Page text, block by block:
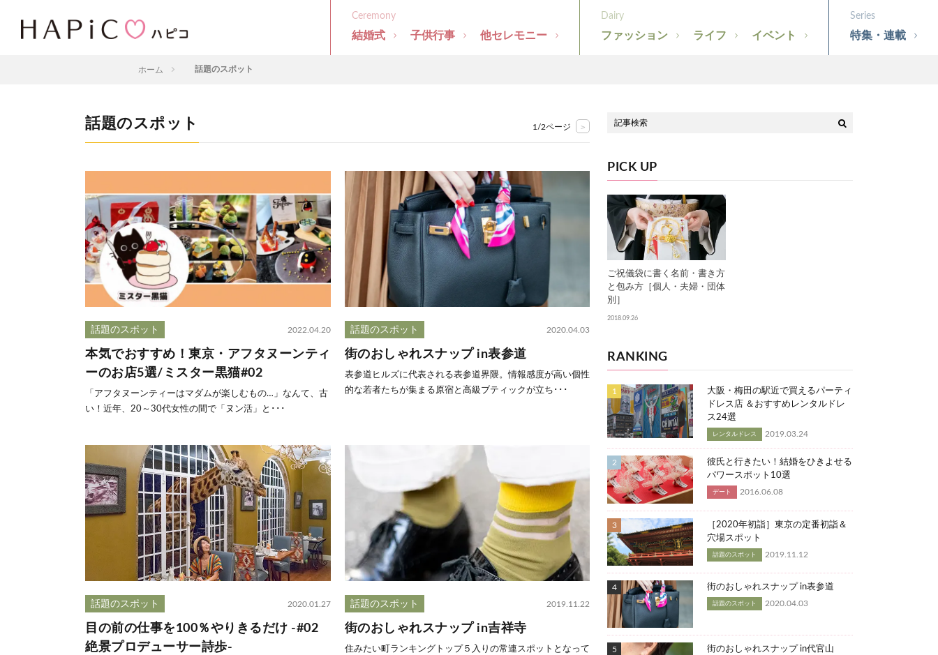
結婚式 子供行事 他セレモニー ファッション ライフ イベント 特集・連載
ホーム 話題のスポット
話題のスポット 1/2ページ >
話題のスポット 2022.04.20
本気でおすすめ！東京・アフタヌーンティ
ーのお店5選/ミスター黒猫#02
「アフタヌーンティーはマダムが楽しむもの…」なんて、古
い！近年、20～30代女性の間で「ヌン活」と･･･
話題のスポット 2020.04.03
街のおしゃれスナップ in表参道
表参道ヒルズに代表される表参道界隈。情報感度が高い個性
的な若者たちが集まる原宿と高級ブティックが立ち･･･
話題のスポット 2020.01.27
目の前の仕事を100％やりきるだけ -#02
絶景プロデューサー詩歩-
話題のスポット 2019.11.22
街のおしゃれスナップ in吉祥寺
住みたい町ランキングトップ５入りの常連スポットとなって
PICK UP
ご祝儀袋に書く名前・書き方
と包み方［個人・夫婦・団体
別］
2018.09.26
RANKING
大阪・梅田の駅近で買えるパーティ
ドレス店 ＆おすすめレンタルドレ
ス24選
レンタルドレス 2019.03.24
彼氏と行きたい！結婚をひきよせる
パワースポット10選
デート 2016.06.08
［2020年初詣］東京の定番初詣＆
穴場スポット
話題のスポット 2019.11.12
街のおしゃれスナップ in表参道
話題のスポット 2020.04.03
街のおしゃれスナップ in代官山